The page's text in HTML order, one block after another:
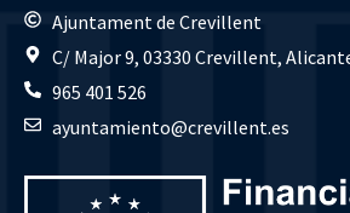
Ajuntament de Crevillent
C/ Major 9, 03330 Crevillent,
965 401 526
ayuntamiento@crevillent.es